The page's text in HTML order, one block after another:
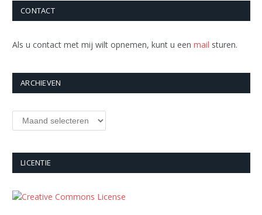
CONTACT
Als u contact met mij wilt opnemen, kunt u een mail sturen.
ARCHIEVEN
Archieven
LICENTIE